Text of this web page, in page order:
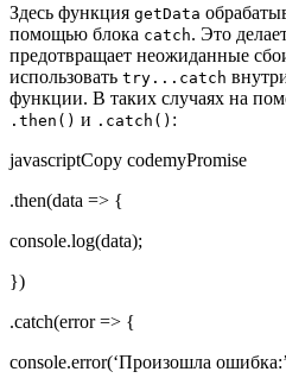
Здесь функция getData
помощью блока catch. Это
предотвращает неожиданные
использовать try...catch
функции. В таких случаях на
.then() и .catch() :
javascriptCopy codemyPromise
.then(data => {
console.log(data);
})
.catch(error => {
console.error(‘Произошла